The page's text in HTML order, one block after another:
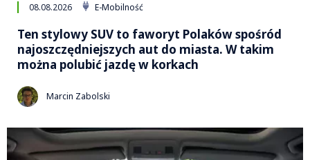
08.08.2026 E-Mobilność
Ten stylowy SUV to faworyt Polaków spośród
najoszczędniejszych aut do miasta. W takim
można polubić jazdę w korkach
Marcin Zabolski